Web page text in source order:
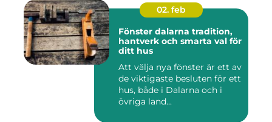
02. feb
Fönster dalarna tradition,
hantverk och smarta val för
ditt hus
Att välja nya fönster är ett av
de viktigaste besluten för ett
hus, både i Dalarna och i
övriga land...